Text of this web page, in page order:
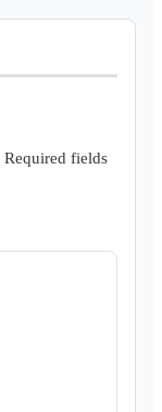
Required fields